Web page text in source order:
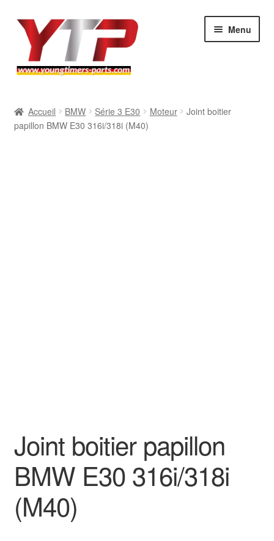
Aller
navigation
Aller
contenu
Menu
BMW
Accueil BMW Série 3 E30 Moteur
Joint boitier
papillon BMW E30 316i/318i (M40)
Joint boitier papillon
BMW E30 316i/318i
(M40)